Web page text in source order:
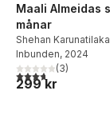
Maali Almeidas
månar
Shehan Karunatilaka
Inbunden, 2024
3,7utav 5 stjärnor.
(3)
299 kr